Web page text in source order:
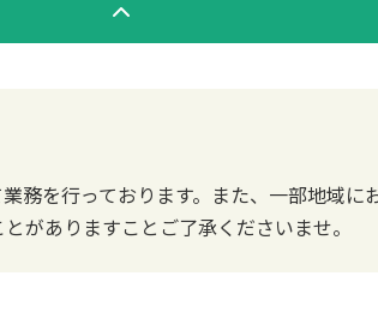
務を行っております。また、一部地域に
がありますことご了承くださいませ。